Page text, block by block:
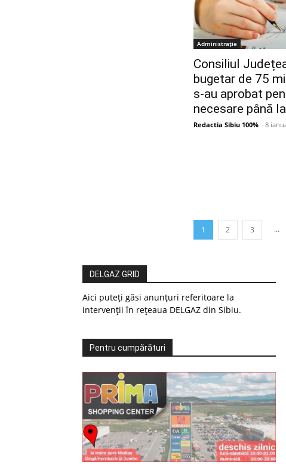
Administrație
Consiliul
bugetar de 75
s-au aprobat
necesare până
Redactia Sibiu 100% - 8
1 2 3 ...
DELGAZ GRID
Aici puteți găsi anunțuri referitoare la
intervenții în rețeaua DELGAZ din Sibiu.
Pentru cumpărături